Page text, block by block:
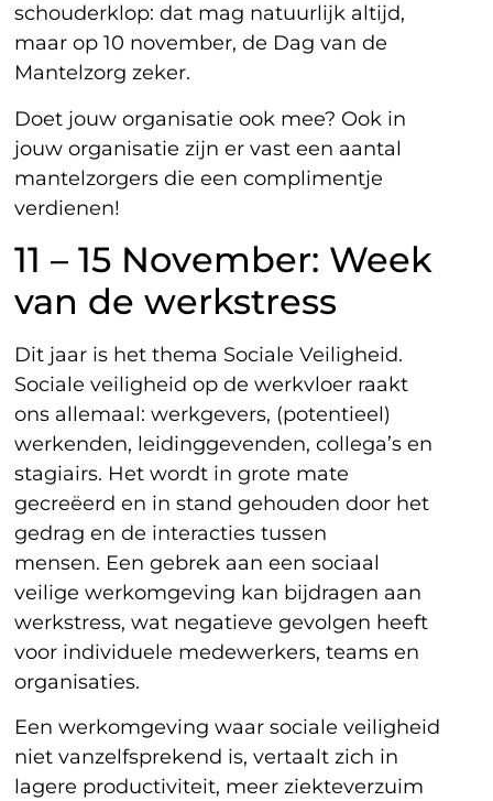
schouderklop: dat mag natuurlijk altijd,
maar op 10 november, de Dag van de
Mantelzorg zeker.
Doet jouw organisatie ook mee? Ook in
jouw organisatie zijn er vast een aantal
mantelzorgers die een complimentje
verdienen!
11 – 15 November: Week
van de werkstress
Dit jaar is het thema Sociale Veiligheid.
Sociale veiligheid op de werkvloer raakt
ons allemaal: werkgevers, (potentieel)
werkenden, leidinggevenden, collega’s en
stagiairs. Het wordt in grote mate
gecreëerd en in stand gehouden door het
gedrag en de interacties tussen
mensen. Een gebrek aan een sociaal
veilige werkomgeving kan bijdragen aan
werkstress, wat negatieve gevolgen heeft
voor individuele medewerkers, teams en
organisaties.
Een werkomgeving waar sociale veiligheid
niet vanzelfsprekend is, vertaalt zich in
lagere productiviteit, meer ziekteverzuim